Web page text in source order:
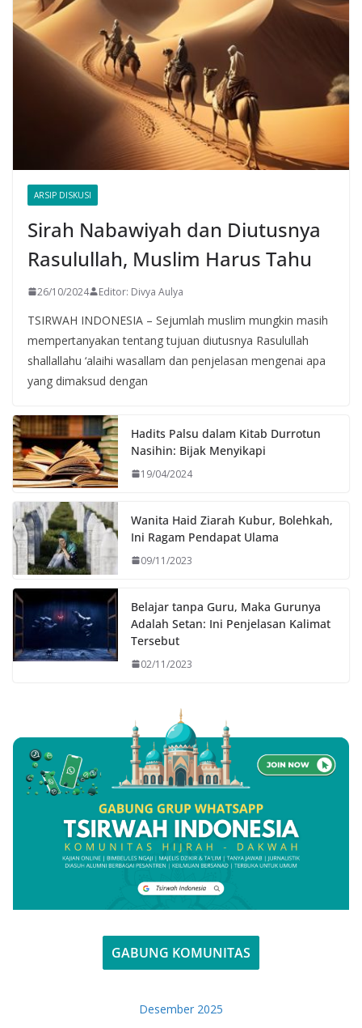
ARSIP DISKUSI
Sirah Nabawiyah dan Diutusnya
Rasulullah, Muslim Harus Tahu
26/10/2024 Editor: Divya Aulya
TSIRWAH INDONESIA – Sejumlah muslim mungkin masih
mempertanyakan tentang tujuan diutusnya Rasulullah
shallallahu ‘alaihi wasallam dan penjelasan mengenai apa
yang dimaksud dengan
Hadits Palsu dalam Kitab Durrotun
Nasihin: Bijak Menyikapi
19/04/2024
Wanita Haid Ziarah Kubur, Bolehkah,
Ini Ragam Pendapat Ulama
09/11/2023
Belajar tanpa Guru, Maka Gurunya
Adalah Setan: Ini Penjelasan Kalimat
Tersebut
02/11/2023
GABUNG KOMUNITAS
Desember 2025